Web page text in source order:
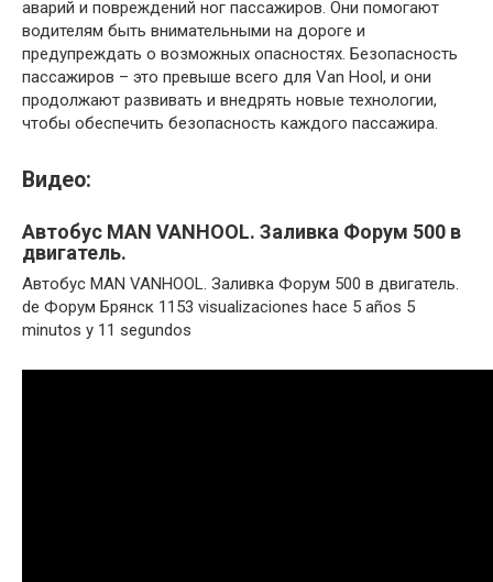
аварий и повреждений ног пассажиров. Они помогают
водителям быть внимательными на дороге и
предупреждать о возможных опасностях. Безопасность
пассажиров – это превыше всего для Van Hool, и они
продолжают развивать и внедрять новые технологии,
чтобы обеспечить безопасность каждого пассажира.
Видео:
Автобус MAN VANHOOL. Заливка Форум 500 в
двигатель.
Автобус MAN VANHOOL. Заливка Форум 500 в двигатель.
de Форум Брянск 1153 visualizaciones hace 5 años 5
minutos y 11 segundos